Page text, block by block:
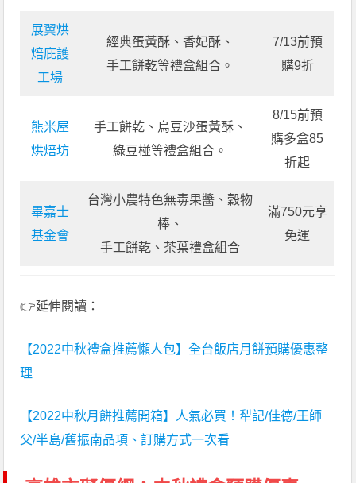
展翼烘
焙庇護
工場
經典蛋黃酥、香妃酥、
手工餅乾等禮盒組合。
7/13前預
購9折
熊米屋
烘焙坊
手工餅乾、烏豆沙蛋黃酥、
綠豆椪等禮盒組合。
8/15前預
購多盒85
折起
畢嘉士
基金會
台灣小農特色無毒果醬、穀物
棒、
手工餅乾、茶葉禮盒組合
滿750元享
免運
👉延伸閱讀：
【2022中秋禮盒推薦懶人包】全台飯店月餅預購優惠整
理
【2022中秋月餅推薦開箱】人氣必買！犁記/佳德/王師
父/半島/舊振南品項、訂購方式一次看